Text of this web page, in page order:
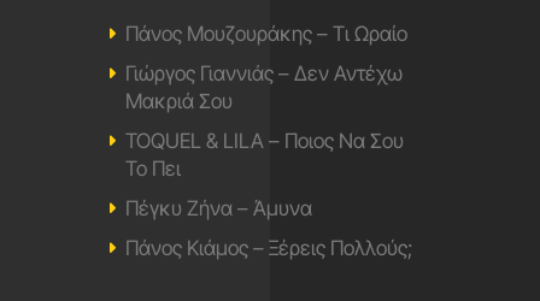
Πάνος Μουζουράκης – Τι Ωραίο
Γιώργος Γιαννιάς – Δεν Αντέχω
Μακριά Σου
TOQUEL & LILA – Ποιος Να Σου
Το Πει
Πέγκυ Ζήνα – Άμυνα
Πάνος Κιάμος – Ξέρεις Πολλούς;